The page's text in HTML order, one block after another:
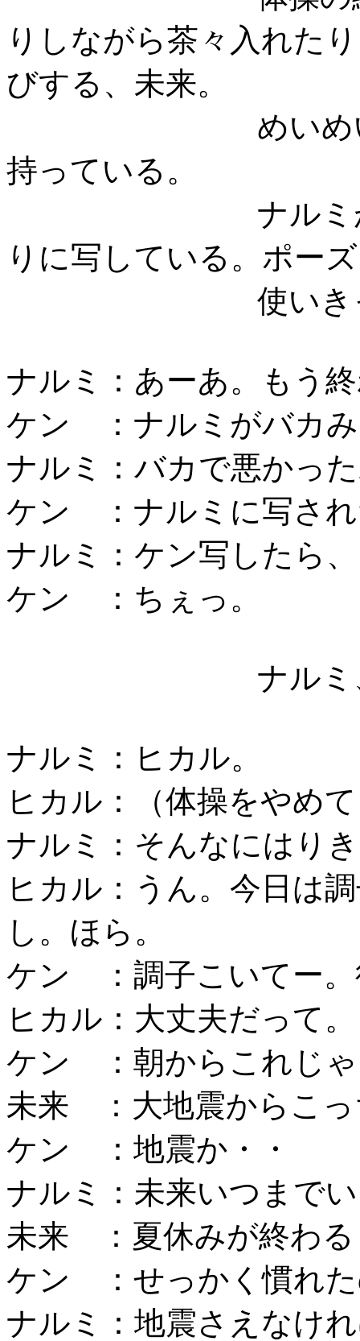
りしながら茶々入れた
びする、未来。
めい
持っている。
ナル
りに写している。ポー
使い
ナルミ：あーあ。もう
ケン ：ナルミがバカ
ナルミ：バカで悪かっ
ケン ：ナルミに写さ
ナルミ：ケン写したら
ケン ：ちぇっ。
ナル
ナルミ：ヒカル。
ヒカル：（体操をやめ
ナルミ：そんなにはり
ヒカル：うん。今日は
し。ほら。
ケン ：調子こいてー。
ヒカル：大丈夫だって
ケン ：朝からこれじ
未来 ：大地震からこ
ケン ：地震か・・
ナルミ：未来いつまで
未来 ：夏休みが終わる
ケン ：せっかく慣れ
ナルミ：地震さえなけ